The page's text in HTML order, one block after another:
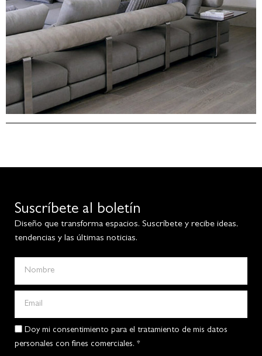
Suscríbete al boletín
Diseño que transforma espacios. Suscríbete y recibe ideas,
tendencias y las últimas noticias.
Doy mi consentimiento para el tratamiento de mis datos
personales con fines comerciales. *